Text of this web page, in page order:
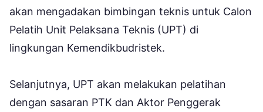
akan mengadakan bimbingan teknis untuk Calon
Pelatih Unit Pelaksana Teknis (UPT) di
lingkungan Kemendikbudristek.
Selanjutnya, UPT akan melakukan pelatihan
dengan sasaran PTK dan Aktor Penggerak